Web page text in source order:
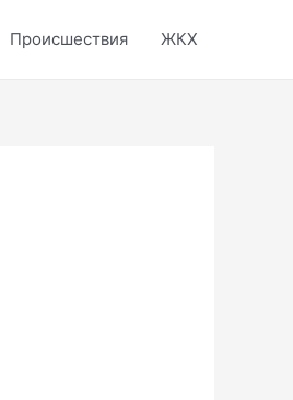
Происшествия ЖКХ